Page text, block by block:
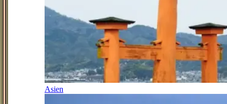
Asien